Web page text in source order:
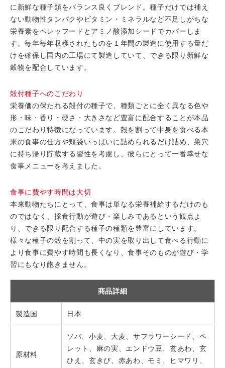
に新鮮な種子類をバランス良くブレンド。種子だけでは補え
ない動物性タンパクやビタミン・ミネラルなど不足しがちな
栄養素をペレッフードとアミノ酸添加シードでカバーしま
す。毎年毎年収穫されたものを１年間の製造に使用する量だ
けを確保し国内の工場にて製造していて、できる限り新鮮な
穀物を配合しています。
殻付種子へのこだわり
栄養価の保たれる殻付の種子で、種類ごとに全く異なる色や
形・味・香り・硬さ・大きさなど豊富に配合することが本品
のこだわり特徴になっています。殻を割って中身を食べる本
来の食事の仕方や頬袋いっぱいに詰められるだけ詰め、巣穴
に持ち帰り貯蔵する習性を考慮し、彼らにとって一番幸せな
食事メニューを考えました。
食事に費やす時間は大切
本来動物たちにとって、食事は単なる栄養補給するだけのも
のではなく、採食行動が遊び・楽しみであるという観点よ
り、できる限り配合する種子の種類を豊富にしています。
様々な種子の殻を割って、中の実を取り出して食べる行動に
より食事に費やす時間も長くなり、食事そのものが遊び・学
習にもなり飽きません。
商品詳細
製造国 日本
原材料
ソバ、小麦、大麦、サフラワーシード、ペ
レット、麻の実、エンドウ豆、玄あわ、玄
ひえ、玄きび、赤あわ、モミ、ヒマワリ、